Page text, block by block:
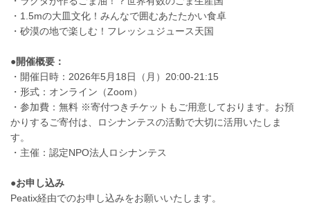
・1.5mの大皿文化！みんなで囲むあたたかい食卓
・砂漠の地で楽しむ！フレッシュジュース天国
●開催概要：
・開催日時：2026年5月18日（月）20:00-21:15
・形式：オンライン（Zoom）
・参加費：無料 ※寄付つきチケットもご用意しております。お預
かりするご寄付は、ロシナンテスの活動で大切に活用いたしま
す。
・主催：認定NPO法人ロシナンテス
●お申し込み
Peatix経由でのお申し込みをお願いいたします。